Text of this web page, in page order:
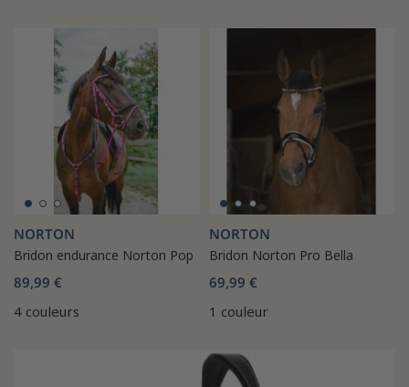
NORTON
Bridon endurance Norton Pop
89,99 €
4 couleurs
NORTON
Bridon Norton Pro Bella
69,99 €
1 couleur